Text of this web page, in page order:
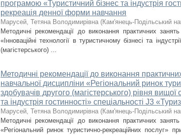
програмою «Туристичний бізнес та індустрія
рекреація денної форми навчання
Марусей, Тетяна Володимирівна (Кам'янець-Подільський
Методичні рекомендації до виконання практичних
«Інноваційні технології в туристичному бізнесі та
(магістерського) ...
Методичні рекомендації до виконання
навчальної дисципліни «Регіональний ринок
здобувачів другого (магістерського) рівня
та індустрія гостинності» спеціальності J3
Марусей, Тетяна Володимирівна (Кам'янець-Подільський
Методичні рекомендації до виконання практичних
«Регіональний ринок туристично-рекреаційних послуг»